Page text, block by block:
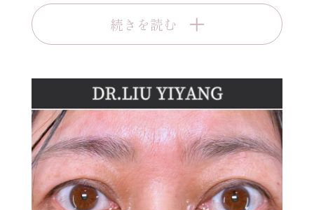
続きを読む